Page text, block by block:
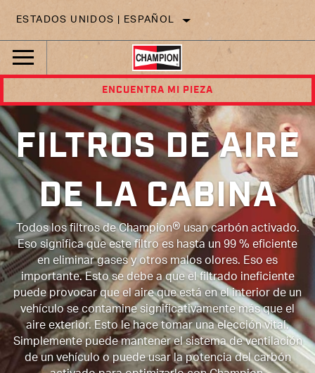
ESTADOS UNIDOS | ESPAÑOL
ENCUENTRA MI PIEZA
FILTROS DE AIRE
DE LA CABINA
Todos los filtros de Champion®usan carbón activado.
Eso significa que este filtro es hasta un 99 % eficiente
en eliminar gases y otros malos olores. Eso es
importante. Esto se debe a que el filtrado ineficiente
puede provocar que el aire que está en el interior de un
vehículo se contamine significativamente más que el
aire exterior. Esto le hace tomar una elección vital.
Simplemente puede mantener el sistema de ventilación
de un vehículo o puede usar la potencia del carbón